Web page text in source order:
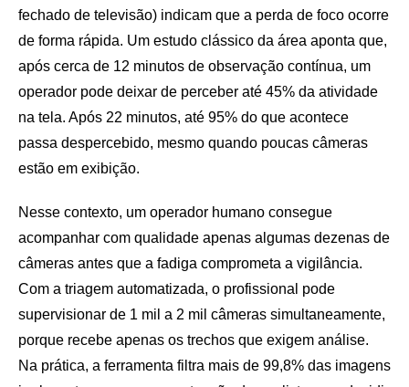
fechado de televisão) indicam que a perda de foco ocorre
de forma rápida. Um estudo clássico da área aponta que,
após cerca de 12 minutos de observação contínua, um
operador pode deixar de perceber até 45% da atividade
na tela. Após 22 minutos, até 95% do que acontece
passa despercebido, mesmo quando poucas câmeras
estão em exibição.
Nesse contexto, um operador humano consegue
acompanhar com qualidade apenas algumas dezenas de
câmeras antes que a fadiga comprometa a vigilância.
Com a triagem automatizada, o profissional pode
supervisionar de 1 mil a 2 mil câmeras simultaneamente,
porque recebe apenas os trechos que exigem análise.
Na prática, a ferramenta filtra mais de 99,8% das imagens